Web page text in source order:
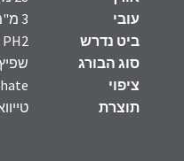
עובי
3 מ"מ
ביט נדרש
PH2
סוג הבורג
ציפוי
תוצרת